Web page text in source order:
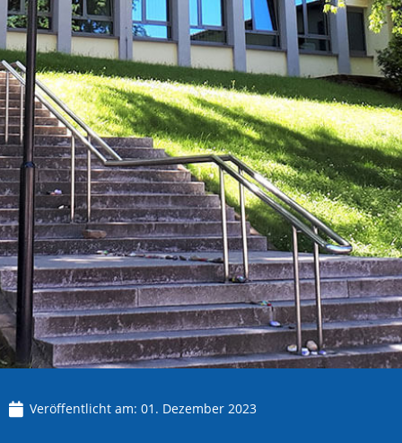
Veröffentlicht am: 01. Dezember 2023